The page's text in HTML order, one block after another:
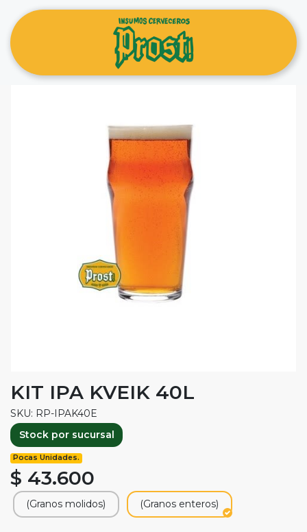
KIT IPA KVEIK 40L
SKU: RP-IPAK40E
Stock por sucursal
Pocas Unidades.
$ 43.600
(Granos molidos) (Granos enteros)